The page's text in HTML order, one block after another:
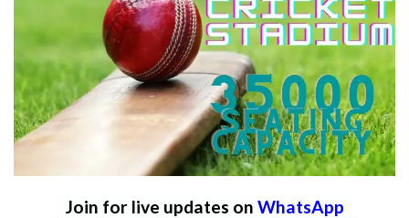
Join for live updates on WhatsApp